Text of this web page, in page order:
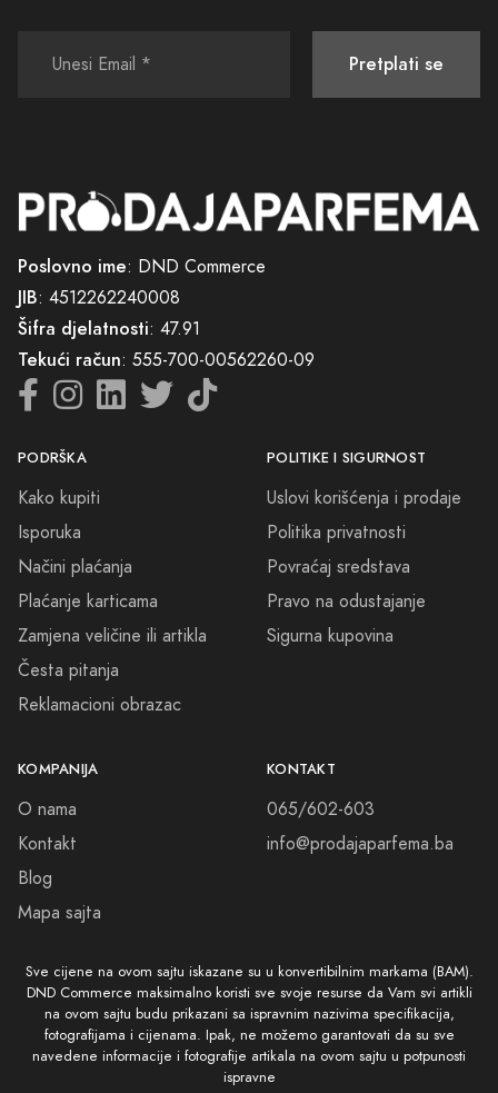
Pretplati se
Poslovno ime: DND Commerce
JIB: 4512262240008
Šifra djelatnosti: 47.91
Tekući račun: 555-700-00562260-09
PODRŠKA
Kako kupiti
Isporuka
Načini plaćanja
Plaćanje karticama
Zamjena veličine ili artikla
Česta pitanja
Reklamacioni obrazac
POLITIKE I SIGURNOST
Uslovi korišćenja i prodaje
Politika privatnosti
Povraćaj sredstava
Pravo na odustajanje
Sigurna kupovina
KOMPANIJA
O nama
Kontakt
Blog
Mapa sajta
KONTAKT
065/602-603
info@prodajaparfema.ba
Sve cijene na ovom sajtu iskazane su u konvertibilnim markama (BAM).
DND Commerce maksimalno koristi sve svoje resurse da Vam svi artikli
na ovom sajtu budu prikazani sa ispravnim nazivima specifikacija,
fotografijama i cijenama. Ipak, ne možemo garantovati da su sve
navedene informacije i fotografije artikala na ovom sajtu u potpunosti
ispravne